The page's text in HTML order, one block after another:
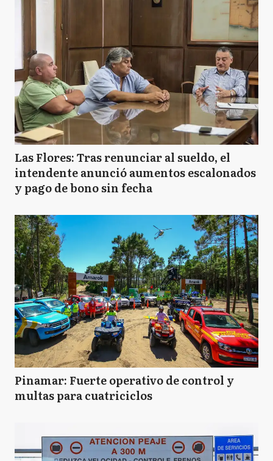
Las Flores: Tras renunciar al sueldo, el
intendente anunció aumentos escalonados
y pago de bono sin fecha
Pinamar: Fuerte operativo de control y
multas para cuatriciclos